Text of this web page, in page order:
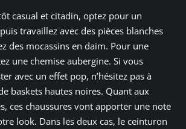
casual et citadin, optez pour un
travaillez avec des pièces blanches
des mocassins en daim. Pour une
une chemise aubergine. Si vous
avec un effet pop, n’hésitez pas à
baskets hautes noires. Quant aux
ces chaussures vont apporter une note
look. Dans les deux cas, le ceinturon